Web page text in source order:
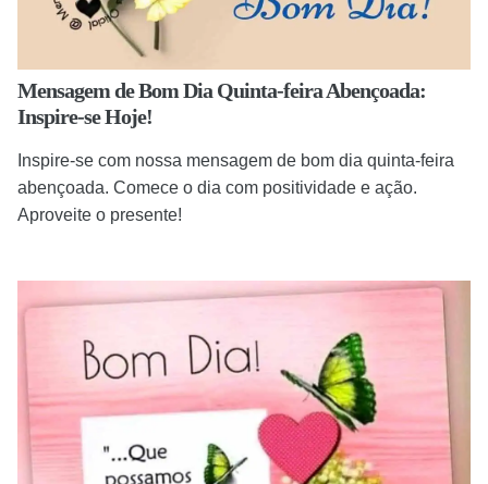
Mensagem de Bom Dia Quinta-feira Abençoada:
Inspire-se Hoje!
Inspire-se com nossa mensagem de bom dia quinta-feira
abençoada. Comece o dia com positividade e ação.
Aproveite o presente!